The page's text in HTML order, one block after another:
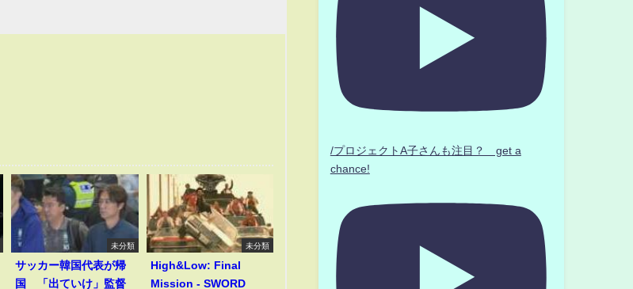
未分類
サッカー韓国代表が帰
国 「出ていけ」監督
未分類
High&Low: Final
Mission - SWORD
/プロジェクトA子さんも注目？ get a
chance!